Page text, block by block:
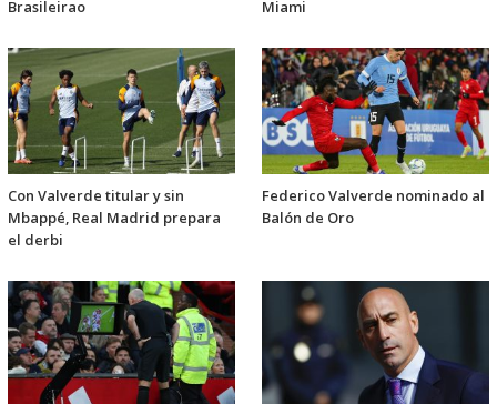
Brasileirao
Miami
Con Valverde titular y sin
Mbappé, Real Madrid prepara
el derbi
Federico Valverde nominado al
Balón de Oro